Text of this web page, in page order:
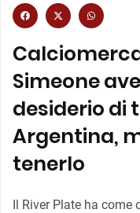
Simeone
desiderio di
Argentina,
tenerlo
Il River Plate ha come